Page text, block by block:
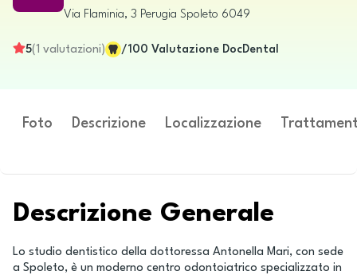
Via Flaminia, 3 Perugia Spoleto 6049
5(1 valutazioni) /100 Valutazione DocDental
Foto Descrizione Localizzazione
Descrizione Generale
Lo studio dentistico della dottoressa Antonella Mari, con sede
a Spoleto, è un moderno centro odontoiatrico specializzato in